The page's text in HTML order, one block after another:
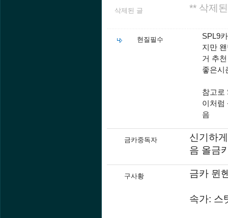
삭제된 글 ** 삭제
현질필수
SPL9
지만
거 추
좋은시
참고로
이처럼
음
금카중독자
신기하
음 올금
구사황 금카 뮌
속가: 스